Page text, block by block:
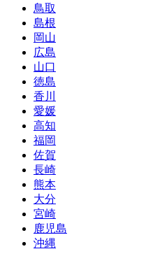
鳥取
島根
岡山
広島
山口
徳島
香川
愛媛
高知
福岡
佐賀
長崎
熊本
大分
宮崎
鹿児島
沖縄